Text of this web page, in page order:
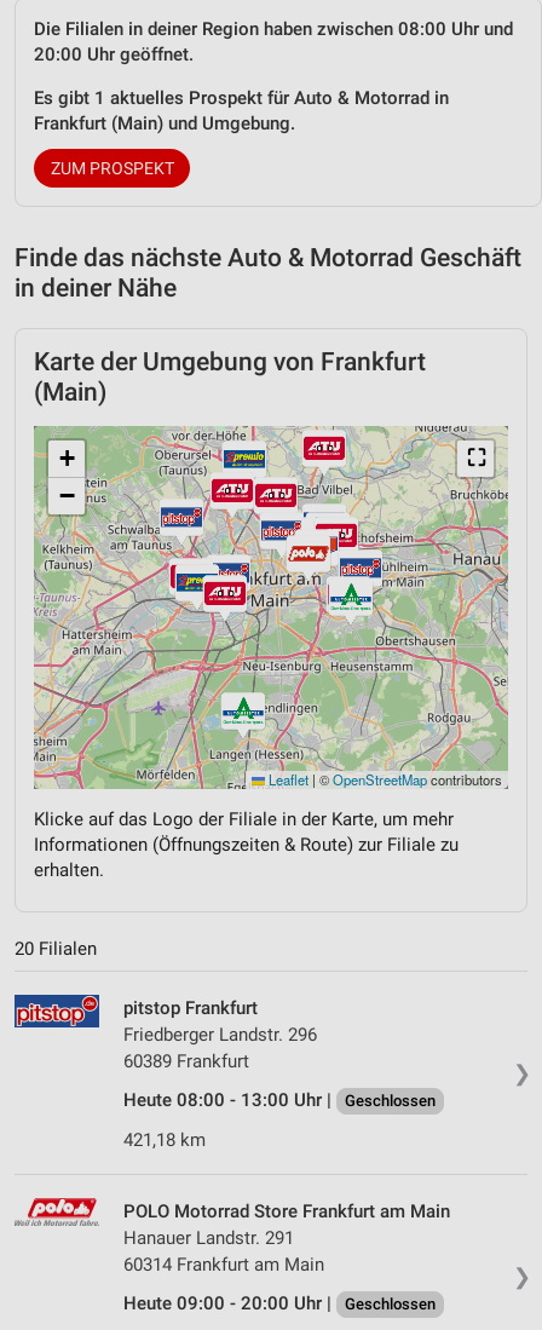
Die Filialen in deiner Region haben zwischen 08:00 Uhr und
20:00 Uhr geöffnet.
Es gibt 1 aktuelles Prospekt für Auto & Motorrad in
Frankfurt (Main) und Umgebung.
ZUM PROSPEKT
Finde das nächste Auto & Motorrad Geschäft
in deiner Nähe
Karte der Umgebung von Frankfurt
(Main)
⛶
+
−
Leaflet | ©OpenStreetMapcontributors
Klicke auf das Logo der Filiale in der Karte, um mehr
Informationen (Öffnungszeiten & Route) zur Filiale zu
erhalten.
20 Filialen
❯
pitstop Frankfurt
Friedberger Landstr. 296
60389 Frankfurt
Heute 08:00 - 13:00 Uhr |
Geschlossen
421,18 km
❯
POLO Motorrad Store Frankfurt am Main
Hanauer Landstr. 291
60314 Frankfurt am Main
Heute 09:00 - 20:00 Uhr |
Geschlossen